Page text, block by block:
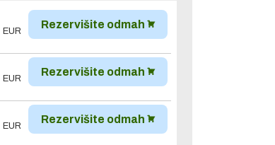
EUR
Rezervišite odmah
EUR
Rezervišite odmah
EUR
Rezervišite odmah